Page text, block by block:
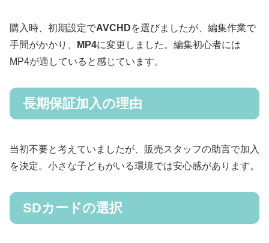
購入時、初期設定でAVCHDを選びましたが、編集作業で
手間がかかり、
MP4に変更しました。編集初心者には
MP4が適していると感じています。
長期保証加入の理由
当初不要と考えていましたが、販売スタッフの助言で加入
を決定。小さな子どもがいる環境では安心感があります。
SDカードの選択